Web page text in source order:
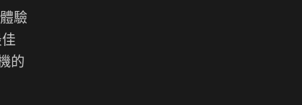
驗
的